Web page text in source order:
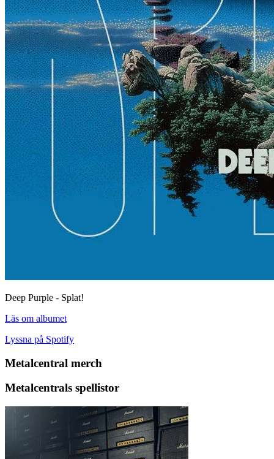
Deep Purple - Splat!
Läs om albumet
Lyssna på Spotify
Metalcentral merch
Metalcentrals spellistor